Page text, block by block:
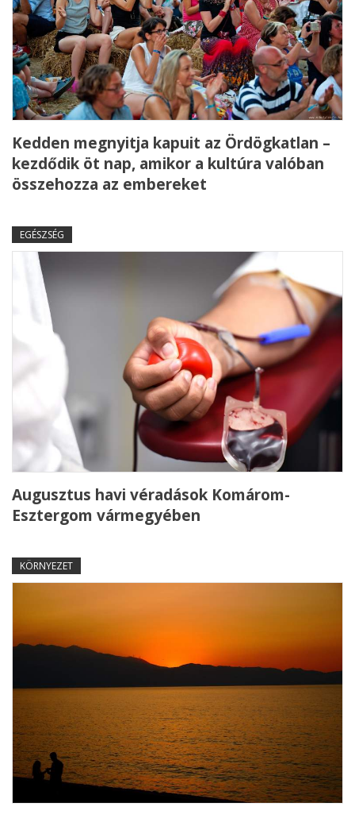
Kedden megnyitja kapuit az Ördögkatlan –
kezdődik öt nap, amikor a kultúra valóban
összehozza az embereket
EGÉSZSÉG
Augusztus havi véradások Komárom-
Esztergom vármegyében
KÖRNYEZET